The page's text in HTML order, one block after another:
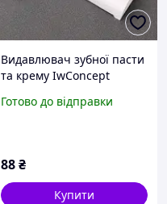
Видавлювач зубної пасти
та крему IwConcept
Готово до відправки
88₴
Купити